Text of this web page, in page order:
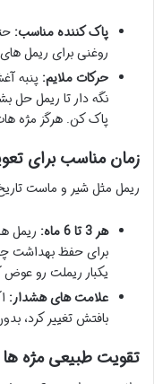
پاک کننده مناسب:
روغنی برای ریمل
حرکات ملایم: پنبه
نگه دار تا ریمل حل
پاک کن. هرگز مژه
زمان مناسب برای
ریمل مثل شیر و ماست
هر 3 تا 6 ماه:
ریمل
یکبار ریملت رو عوض
علامت های هشدار:
بافتش تغییر کرد،
تقویت طبیعی مژه ها